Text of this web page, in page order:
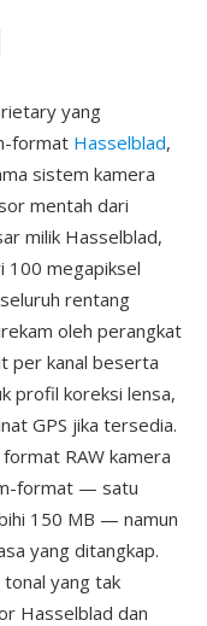
yang
format Hasselblad,
sistem kamera
mentah dari
milik Hasselblad,
100 megapiksel
rentang
oleh perangkat
per kanal beserta
profil koreksi lensa,
GPS jika tersedia.
RAW kamera
format — satu
150 MB — namun
yang ditangkap.
tonal yang tak
Hasselblad dan